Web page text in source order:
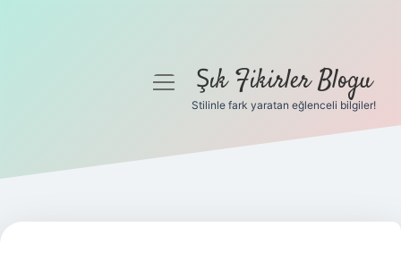
Gizlilik Politikası
Yasal Uyarı
menüyüŞık Fikirler Blogu
Stilinle fark yaratan eğlenceli bilgiler!